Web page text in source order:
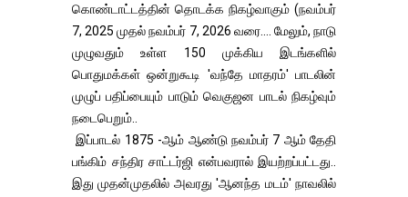
கொண்டாட்டத்தின் தொடக்க நிகழ்வாகும் (நவம்பர்
7, 2025 முதல் நவம்பர் 7, 2026 வரை.... மேலும், நாடு
முழுவதும் உள்ள 150 முக்கிய இடங்களில்
பொதுமக்கள் ஒன்றுகூடி 'வந்தே மாதரம்' பாடலின்
முழுப் பதிப்பையும் பாடும் வெகுஜன பாடல் நிகழ்வும்
நடைபெறும்..
இப்பாடல் 1875 -ஆம் ஆண்டு நவம்பர் 7 ஆம் தேதி
பங்கிம் சந்திர சாட்டர்ஜி என்பவரால் இயற்றப்பட்டது..
இது முதன்முதலில் அவரது 'ஆனந்த மடம்' நாவலில்